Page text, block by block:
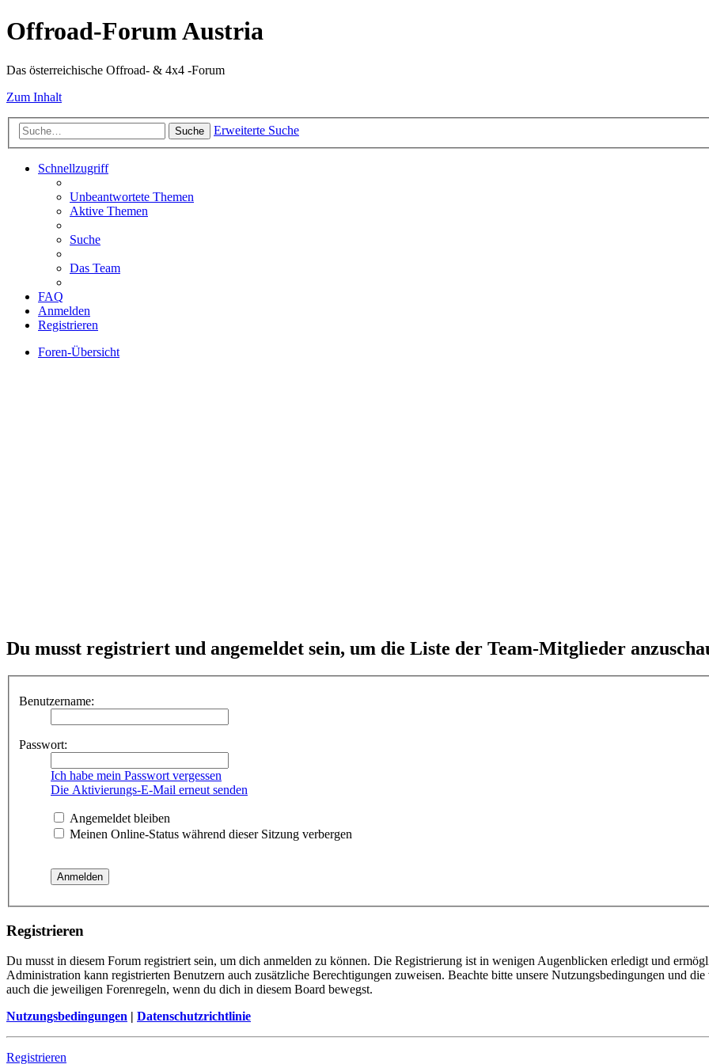
Offroad-Forum Austria
Das österreichische Offroad- & 4x4 -Forum
Zum Inhalt
Suche Erweiterte Suche
Schnellzugriff
Unbeantwortete Themen
Aktive Themen
Suche
Das Team
FAQ
Anmelden
Registrieren
Foren-Übersicht
Du musst registriert und angemeldet sein, um die Liste der Team-Mitglieder
Benutzername:
Passwort:
Ich habe mein Passwort vergessen
Die Aktivierungs-E-Mail erneut senden
Angemeldet bleiben
Meinen Online-Status während dieser Sitzung verbergen
Registrieren
Du musst in diesem Forum registriert sein, um dich anmelden zu können. Die Registrierung ist in wenigen Augenblicken erledigt und
Administration kann registrierten Benutzern auch zusätzliche Berechtigungen zuweisen. Beachte bitte unsere Nutzungsbedingungen und
auch die jeweiligen Forenregeln, wenn du dich in diesem Board bewegst.
Nutzungsbedingungen | Datenschutzrichtlinie
Registrieren